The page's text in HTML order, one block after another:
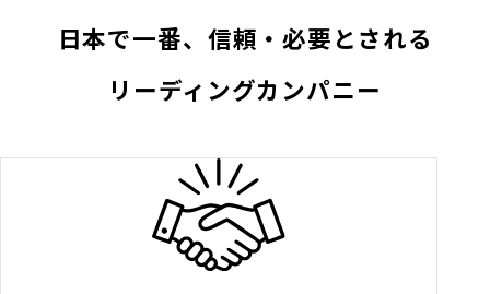
日本で一番、信頼・必要とされる
リーディングカンパニー